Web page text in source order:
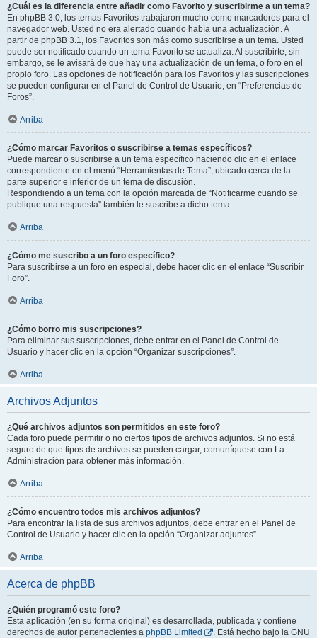
¿Cuál es la diferencia entre añadir como Favorito y suscribirme a un tema?
En phpBB 3.0, los temas Favoritos trabajaron mucho como marcadores para el
navegador web. Usted no era alertado cuando había una actualización. A
partir de phpBB 3.1, los Favoritos son más como suscribirse a un tema. Usted
puede ser notificado cuando un tema Favorito se actualiza. Al suscribirte, sin
embargo, se le avisará de que hay una actualización de un tema, o foro en el
propio foro. Las opciones de notificación para los Favoritos y las suscripciones
se pueden configurar en el Panel de Control de Usuario, en “Preferencias de
Foros”.
Arriba
¿Cómo marcar Favoritos o suscribirse a temas específicos?
Puede marcar o suscribirse a un tema específico haciendo clic en el enlace
correspondiente en el menú “Herramientas de Tema”, ubicado cerca de la
parte superior e inferior de un tema de discusión.
Respondiendo a un tema con la opción marcada de “Notificarme cuando se
publique una respuesta” también le suscribe a dicho tema.
Arriba
¿Cómo me suscribo a un foro específico?
Para suscribirse a un foro en especial, debe hacer clic en el enlace “Suscribir
Foro”.
Arriba
¿Cómo borro mis suscripciones?
Para eliminar sus suscripciones, debe entrar en el Panel de Control de
Usuario y hacer clic en la opción “Organizar suscripciones”.
Arriba
Archivos Adjuntos
¿Qué archivos adjuntos son permitidos en este foro?
Cada foro puede permitir o no ciertos tipos de archivos adjuntos. Si no está
seguro de que tipos de archivos se pueden cargar, comuníquese con La
Administración para obtener más información.
Arriba
¿Cómo encuentro todos mis archivos adjuntos?
Para encontrar la lista de sus archivos adjuntos, debe entrar en el Panel de
Control de Usuario y hacer clic en la opción “Organizar adjuntos”.
Arriba
Acerca de phpBB
¿Quién programó este foro?
Esta aplicación (en su forma original) es desarrollada, publicada y contiene
derechos de autor pertenecientes a phpBB Limited
. Está hecho bajo la GNU